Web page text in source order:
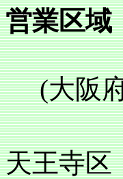
営業区域
(大阪
天王寺区